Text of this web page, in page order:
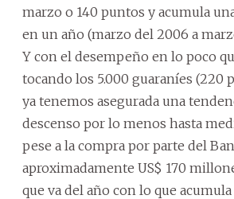
marzo o 140 puntos y acumula
en un año (marzo del 2006 a
Y con el desempeño en lo poco
tocando los 5.000 guaraníes (220
ya tenemos asegurada una
descenso por lo menos hasta
pese a la compra por parte del
aproximadamente US$ 170
que va del año con lo que